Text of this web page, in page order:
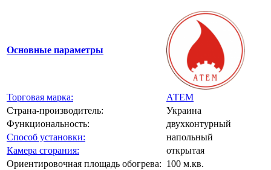
Основные параметры
Торговая марка:
АТЕМ
Страна-производитель:
Украина
Функциональность:
двухконтурный
Способ установки:
напольный
Камера сгорания:
открытая
Ориентировочная площадь обогрева: 100 м.кв.